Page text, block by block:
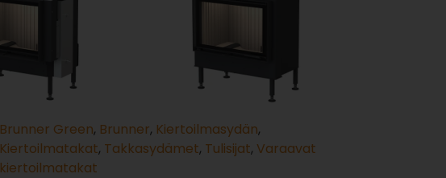
Brunner Green, Brunner, Kiertoilmasydän,
Kiertoilmatakat, Takkasydämet, Tulisijat, Varaavat
kiertoilmatakat